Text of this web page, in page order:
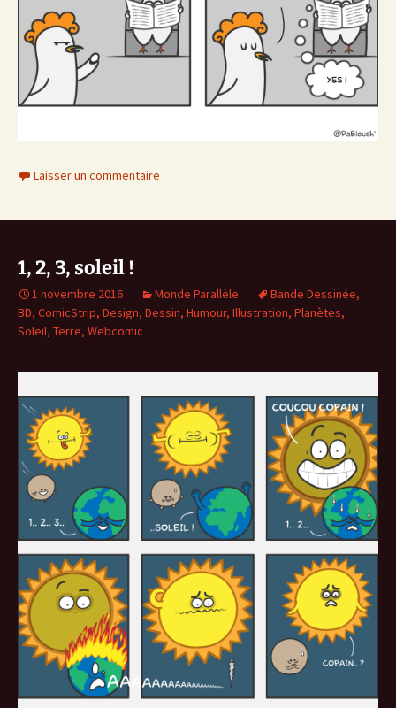
Laisser un commentaire
1, 2, 3, soleil !
1 novembre 2016 Monde Parallèle Bande Dessinée,
BD, ComicStrip, Design, Dessin, Humour, Illustration, Planètes,
Soleil, Terre, Webcomic